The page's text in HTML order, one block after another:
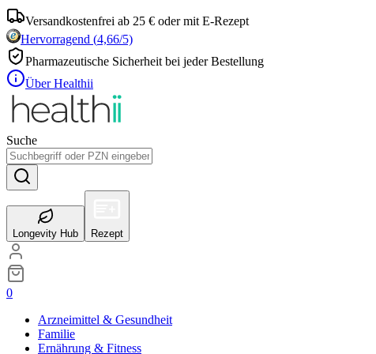
Versandkostenfrei ab 25 € oder mit E-Rezept
Hervorragend (4,66/5)
Pharmazeutische Sicherheit bei jeder Bestellung
Über Healthii
Suche
Longevity Hub Rezept
0
Arzneimittel & Gesundheit
Familie
Ernährung & Fitness